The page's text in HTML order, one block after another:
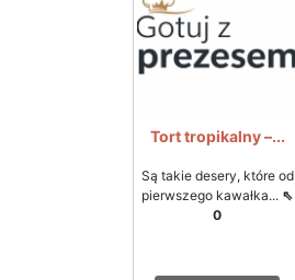
Tort tropikalny –...
Są takie desery, które od
pierwszego kawałka... ⇖
0